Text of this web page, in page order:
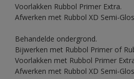
Voorlakken Rubbol Primer Extra.
Afwerken met Rubbol XD Semi-
Behandelde ondergrond.
Bijwerken met Rubbol Primer of
Voorlakken met Rubbol Primer
Afwerken met Rubbol XD Semi-